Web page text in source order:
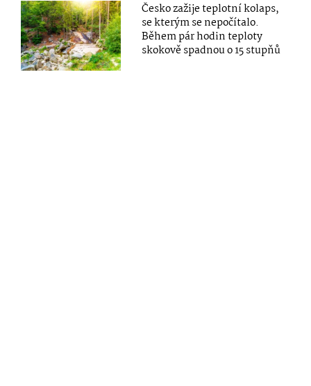
Česko zažije teplotní kolaps,
se kterým se nepočítalo.
Během pár hodin teploty
skokově spadnou o 15 stupňů